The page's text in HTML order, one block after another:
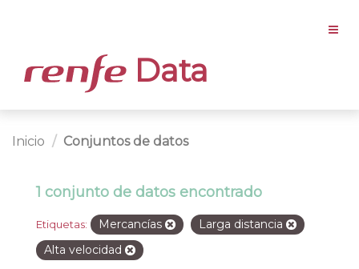
Data
Inicio Conjuntos de datos
1 conjunto de datos encontrado
Etiquetas: Mercancías
Larga distancia
Alta velocidad